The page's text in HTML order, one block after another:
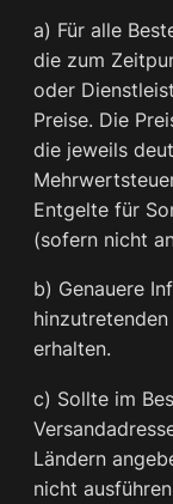
a) Für alle
die zum
oder
Preise. Die
die jeweils
Entgelte für
(sofern nicht
b) Genauere
erhalten.
c) Sollte im
Ländern
nicht